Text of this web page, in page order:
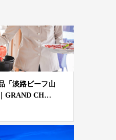
「淡路ビーフ山
GRAND CH…